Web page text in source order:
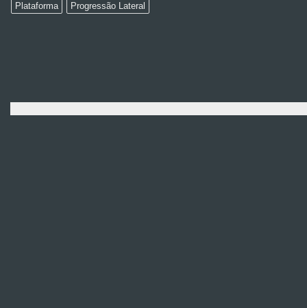
Plataforma
Progressão Lateral